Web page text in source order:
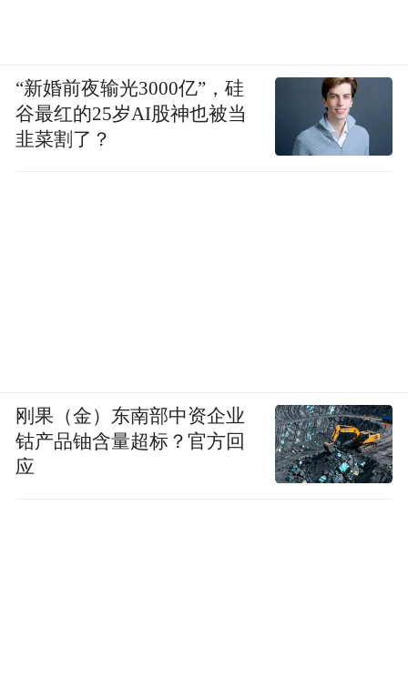
“新婚前夜输光3000亿”，硅
谷最红的25岁AI股神也被当
韭菜割了？
刚果（金）东南部中资企业
钴产品铀含量超标？官方回
应